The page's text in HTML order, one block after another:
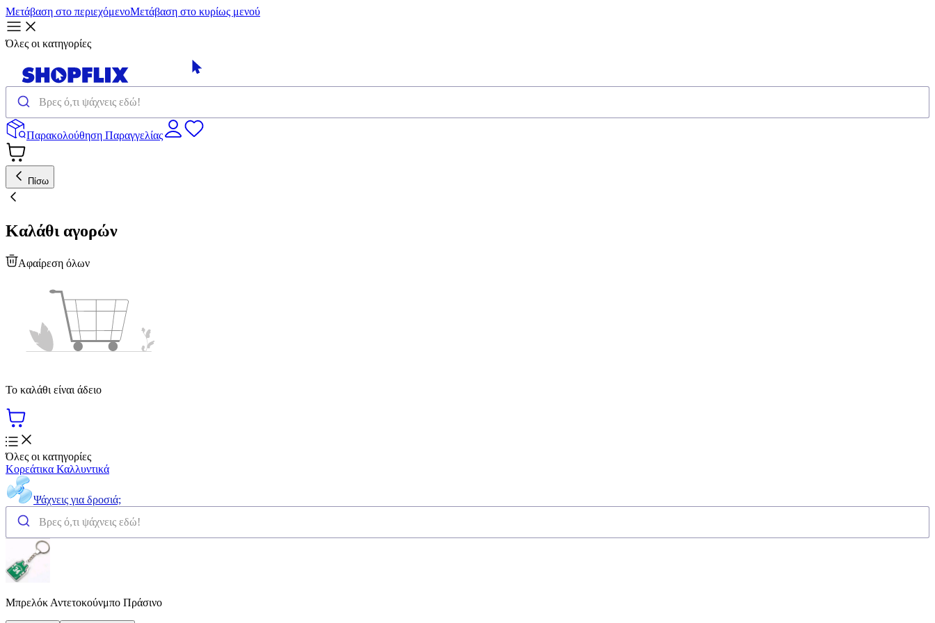
Μετάβαση στο περιεχόμενοΜετάβαση στο κυρίως μενού
Όλες οι κατηγορίες
Παρακολούθηση Παραγγελίας
Πίσω
Καλάθι αγορών
Αφαίρεση όλων
Το καλάθι είναι άδειο
Όλες οι κατηγορίες
Κορεάτικα Καλλυντικά
Ψάχνεις για δροσιά;
Mπρελόκ Αντετοκούνμπο Πράσινο